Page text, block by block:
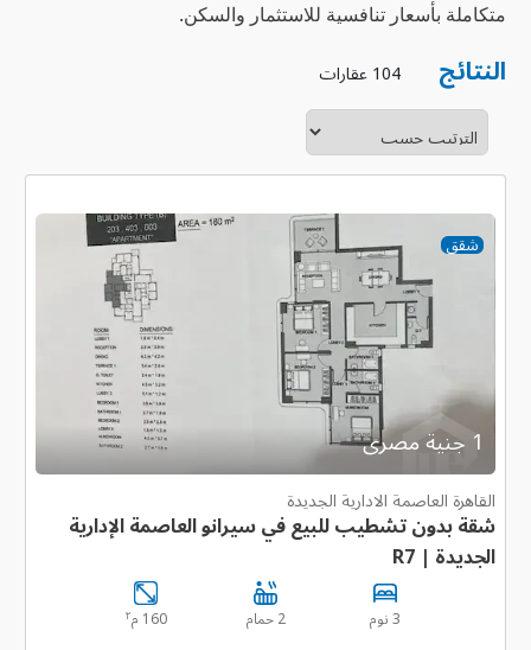
متكاملة بأسعار تنافسية للاستثمار والسكن.
النتائج 104 عقارات
شقق
1 جنية مصرى
القاهرة العاصمة الادارية الجديدة
شقة بدون تشطيب للبيع في سيرانو العاصمة الإدارية
الجديدة | R7
3 نوم 2 حمام 160 م ٢